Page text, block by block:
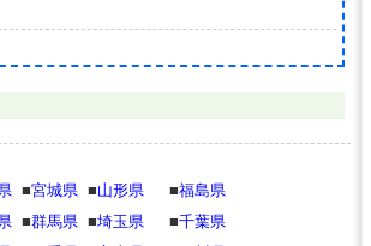
■宮城県 ■山形県 ■福島県
■群馬県 ■埼玉県 ■千葉県